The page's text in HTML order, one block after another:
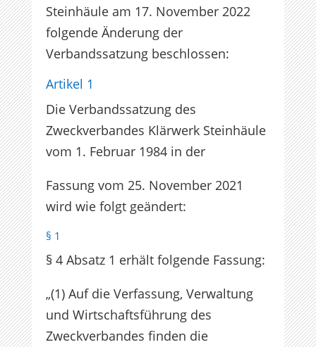
Steinhäule am 17. November 2022
folgende Änderung der
Verbandssatzung beschlossen:
Artikel 1
Die Verbandssatzung des
Zweckverbandes Klärwerk Steinhäule
vom 1. Februar 1984 in der
Fassung vom 25. November 2021
wird wie folgt geändert:
§ 1
§ 4 Absatz 1 erhält folgende Fassung:
„(1) Auf die Verfassung, Verwaltung
und Wirtschaftsführung des
Zweckverbandes finden die